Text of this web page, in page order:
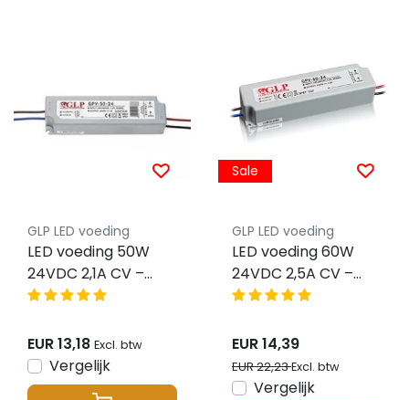
GLP LED voeding
LED voeding 50W
24VDC 2,1A CV –
Waterdicht IP67 –
EUR 13,18 Excl. btw
Vergelijk
Sale
GLP LED voeding
LED voeding 60W
24VDC 2,5A CV –
Waterdicht IP67 –
EUR 14,39
EUR 22,23Excl. btw
Vergelijk